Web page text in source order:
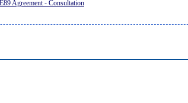
Agreement - Consultation